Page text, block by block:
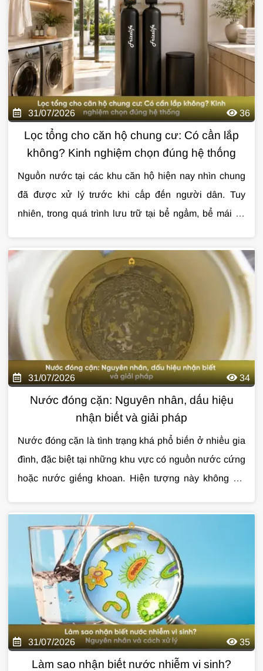
chọn giải pháp xử lý phù hợp.
31/07/2026 36
Lọc tổng cho căn hộ chung cư: Có cần lắp
không? Kinh nghiệm chọn đúng hệ thống
Nguồn nước tại các khu căn hộ hiện nay nhìn chung
đã được xử lý trước khi cấp đến người dân. Tuy
nhiên, trong quá trình lưu trữ tại bể ngầm, bể mái và
bị lẫn cặn, clo dư, mùi khó chịu hoặc kim loại từ
đường ống cũ. Đây là lý do ngày càng nhiều gia đình
quan tâm đếnlọc tổng cho căn hộ chung cưđể
nâng cao chất lượng nước sinh hoạt hàng ngày.
cho căn hộ chung cư, những lợi ích thực tế, cách
lựa chọn hệ thống phù hợp và các lưu ý quan trọng
trước khi lắp đặt qua bài viết dưới đây.
31/07/2026 34
Nước đóng cặn: Nguyên nhân, dấu hiệu
nhận biết và giải pháp
Nước đóng cặn là tình trạng khá phổ biến ở nhiều gia
đình, đặc biệt tại những khu vực có nguồn nước cứng
hoặc nước giếng khoan. Hiện tượng này không chỉ
thọ đường ống, bình nóng lạnh và chất lượng sinh
hoạt hằng ngày. Nếu không được xử lý đúng cách,
nước đóng cặn có thể khiến bạn tốn nhiều chi phí sửa
chữa về lâu dài. Cùng Giải Pháp Nước tìm hiểu chi tiết
qua bài viết dưới đây.
31/07/2026 35
Làm sao nhận biết nước nhiễm vi sinh?